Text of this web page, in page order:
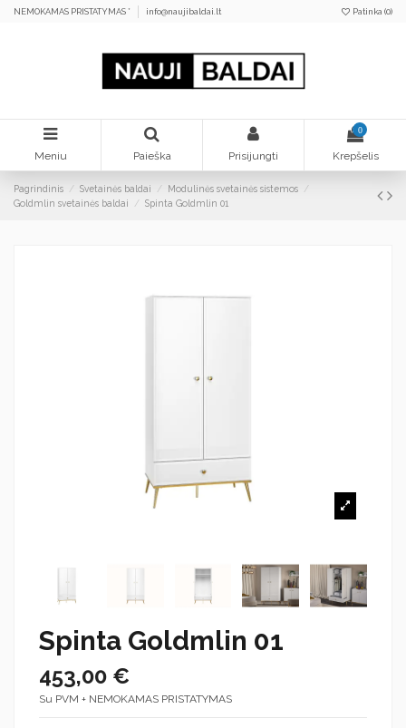
NEMOKAMAS PRISTATYMAS * info@naujibaldai.lt Patinka (0)
Meniu Paieška Prisijungti
0
Krepšelis
Pagrindinis Svetainės baldai
Modulinės svetainės sistemos
Goldmlin svetainės baldai
Spinta Goldmlin 01
Spinta Goldmlin 01
453,00 €
Su PVM + NEMOKAMAS PRISTATYMAS